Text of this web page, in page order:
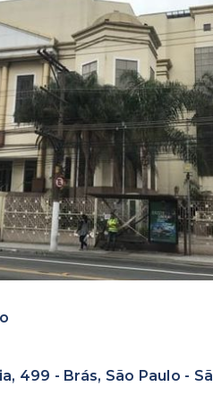
499 - Brás, São Paulo -